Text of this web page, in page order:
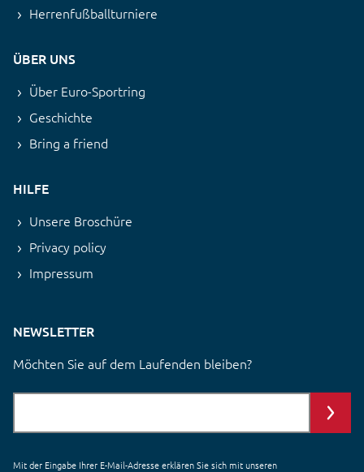
Herrenfußballturniere
ÜBER UNS
Über Euro-Sportring
Geschichte
Bring a friend
HILFE
Unsere Broschüre
Privacy policy
Impressum
NEWSLETTER
Möchten Sie auf dem Laufenden bleiben?
Mit der Eingabe Ihrer E-Mail-Adresse erklären Sie sich mit unseren